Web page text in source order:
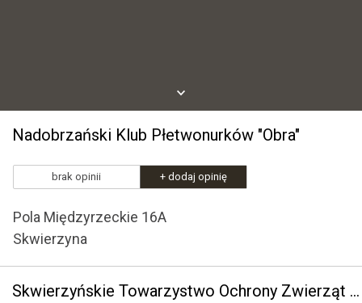
Nadobrzański Klub Płetwonurków "Obra"
brak opinii + dodaj opinię
Pola Międzyrzeckie 16A
Skwierzyna
Skwierzyńskie Towarzystwo Ochrony Zwierząt "Zwierzaki Niczyje"